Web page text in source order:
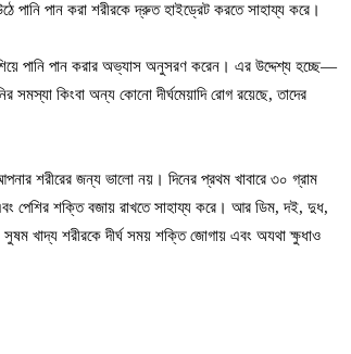
পানি পান করা শরীরকে দ্রুত হাইড্রেট করতে সাহায্য করে।
পানি পান করার অভ্যাস অনুসরণ করেন। এর উদ্দেশ্য হচ্ছে—
সমস্যা কিংবা অন্য কোনো দীর্ঘমেয়াদি রোগ রয়েছে, তাদের
শরীরের জন্য ভালো নয়। দিনের প্রথম খাবারে ৩০ গ্রাম
পেশির শক্তি বজায় রাখতে সাহায্য করে। আর ডিম, দই, দুধ,
খাদ্য শরীরকে দীর্ঘ সময় শক্তি জোগায় এবং অযথা ক্ষুধাও